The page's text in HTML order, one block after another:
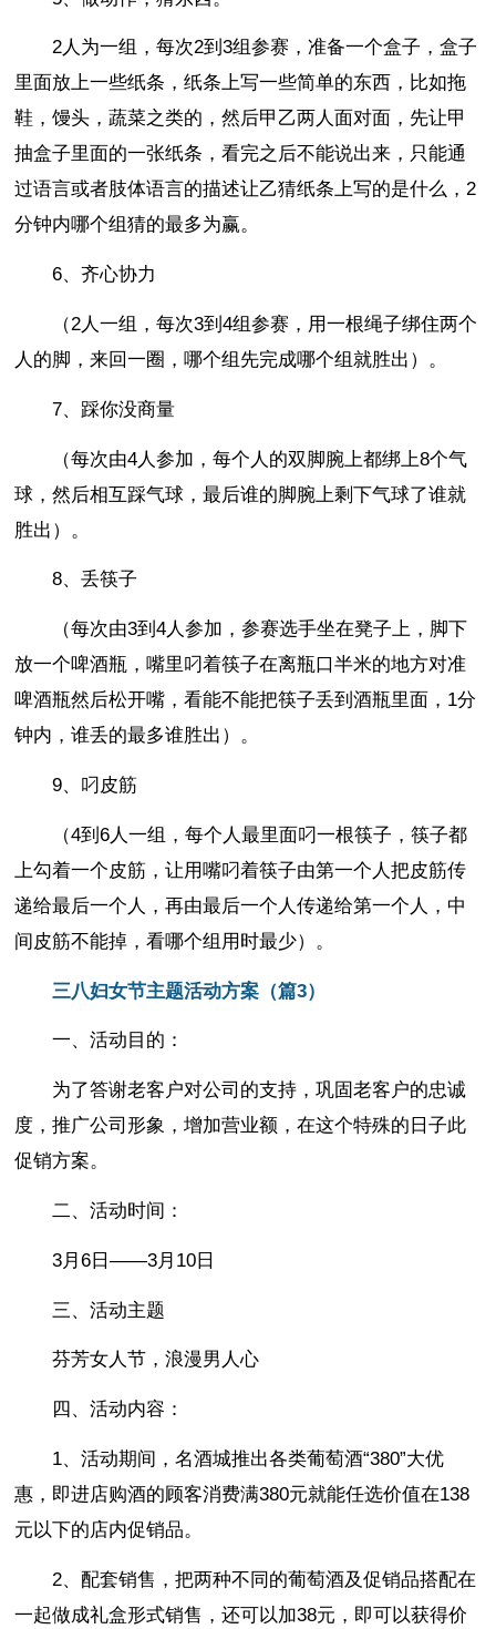
2人为一组，每次2到3组参赛，准备一个盒子，盒子
里面放上一些纸条，纸条上写一些简单的东西，比如拖
鞋，馒头，蔬菜之类的，然后甲乙两人面对面，先让甲
抽盒子里面的一张纸条，看完之后不能说出来，只能通
过语言或者肢体语言的描述让乙猜纸条上写的是什么，2
分钟内哪个组猜的最多为赢。
6、齐心协力
（2人一组，每次3到4组参赛，用一根绳子绑住两个
人的脚，来回一圈，哪个组先完成哪个组就胜出）。
7、踩你没商量
（每次由4人参加，每个人的双脚腕上都绑上8个气
球，然后相互踩气球，最后谁的脚腕上剩下气球了谁就
胜出）。
8、丢筷子
（每次由3到4人参加，参赛选手坐在凳子上，脚下
放一个啤酒瓶，嘴里叼着筷子在离瓶口半米的地方对准
啤酒瓶然后松开嘴，看能不能把筷子丢到酒瓶里面，1分
钟内，谁丢的最多谁胜出）。
9、叼皮筋
（4到6人一组，每个人最里面叼一根筷子，筷子都
上勾着一个皮筋，让用嘴叼着筷子由第一个人把皮筋传
递给最后一个人，再由最后一个人传递给第一个人，中
间皮筋不能掉，看哪个组用时最少）。
三八妇女节主题活动方案（篇3）
一、活动目的：
为了答谢老客户对公司的支持，巩固老客户的忠诚
度，推广公司形象，增加营业额，在这个特殊的日子此
促销方案。
二、活动时间：
3月6日——3月10日
三、活动主题
芬芳女人节，浪漫男人心
四、活动内容：
1、活动期间，名酒城推出各类葡萄酒“380”大优
惠，即进店购酒的顾客消费满380元就能任选价值在138
元以下的店内促销品。
2、配套销售，把两种不同的葡萄酒及促销品搭配在
一起做成礼盒形式销售，还可以加38元，即可以获得价